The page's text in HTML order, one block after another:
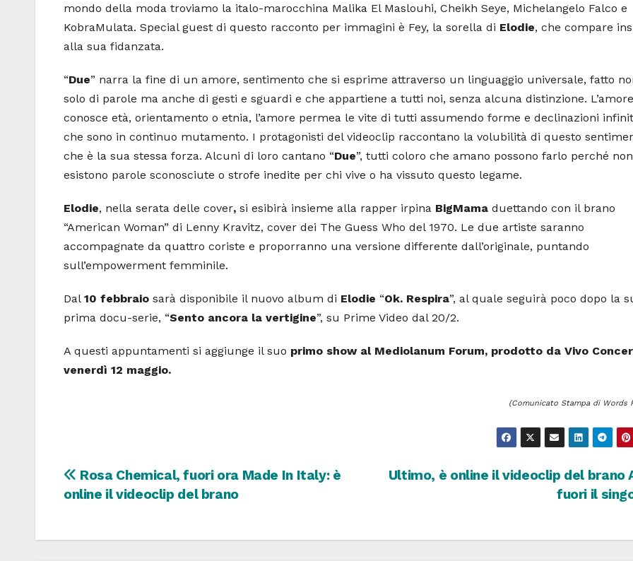
mondo della moda troviamo la italo-marocchina Malika El Maslouhi, Cheikh Seye, Michelangelo Falco e
KobraMulata. Special guest di questo racconto per immagini è Fey, la sorella di Elodie, che compare
alla sua fidanzata.
“Due” narra la fine di un amore, sentimento che si esprime attraverso un linguaggio universale, fatto
solo di parole ma anche di gesti e sguardi e che appartiene a tutti noi, senza alcuna distinzione.
conosce età, orientamento o etnia, l’amore permea le vite di tutti assumendo forme e declinazioni
che sono in continuo mutamento. I protagonisti del videoclip raccontano la volubilità di questo
che è la sua stessa forza. Alcuni di loro cantano “Due”, tutti coloro che amano possono farlo perché non
esistono parole sconosciute o strofe inedite per chi vive o ha vissuto questo legame.
Elodie, nella serata delle cover, si esibirà insieme alla rapper irpina BigMama duettando con il brano
“American Woman” di Lenny Kravitz, cover dei The Guess Who del 1970. Le due artiste saranno
accompagnate da quattro coriste e proporranno una versione differente dall’originale, puntando
sull’empowerment femminile.
Dal 10 febbraio sarà disponibile il nuovo album di Elodie “Ok. Respira”, al quale seguirà poco dopo la
prima docu-serie, “Sento ancora la vertigine”, su Prime Video dal 20/2.
A questi appuntamenti si aggiunge il suo primo show al Mediolanum Forum, prodotto da Vivo
venerdì 12 maggio.
(Comunicato Stampa di Words
Navigazione
Ultimo, è online il videoclip del brano
fuori il
Rosa Chemical, fuori ora Made In Italy: è
online il videoclip del brano